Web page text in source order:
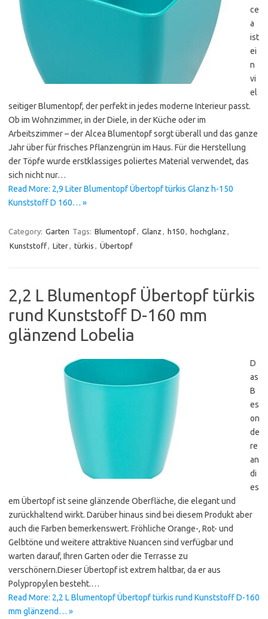
ce
a
ist
ei
n
vi
el
seitiger Blumentopf, der perfekt in jedes moderne Interieur passt.
Ob im Wohnzimmer, in der Diele, in der Küche oder im
Arbeitszimmer – der Alcea Blumentopf sorgt überall und das ganze
Jahr über für frisches Pflanzengrün im Haus. Für die Herstellung
der Töpfe wurde erstklassiges poliertes Material verwendet, das
sich nicht nur…
Read More: 2,9 Liter Blumentopf Übertopf türkis Glanz h-150
Kunststoff D 160… »
Category: Garten Tags: Blumentopf, Glanz , h150, hochglanz ,
Kunststoff, Liter, türkis , Übertopf
2,2 L Blumentopf Übertopf türkis
rund Kunststoff D-160 mm
glänzend Lobelia
D
as
B
es
on
de
re
an
di
es
em Übertopf ist seine glänzende Oberfläche, die elegant und
zurückhaltend wirkt. Darüber hinaus sind bei diesem Produkt aber
auch die Farben bemerkenswert. Fröhliche Orange-, Rot- und
Gelbtöne und weitere attraktive Nuancen sind verfügbar und
warten darauf, Ihren Garten oder die Terrasse zu
verschönern.Dieser Übertopf ist extrem haltbar, da er aus
Polypropylen besteht.…
Read More: 2,2 L Blumentopf Übertopf türkis rund Kunststoff D-160
mm glänzend… »